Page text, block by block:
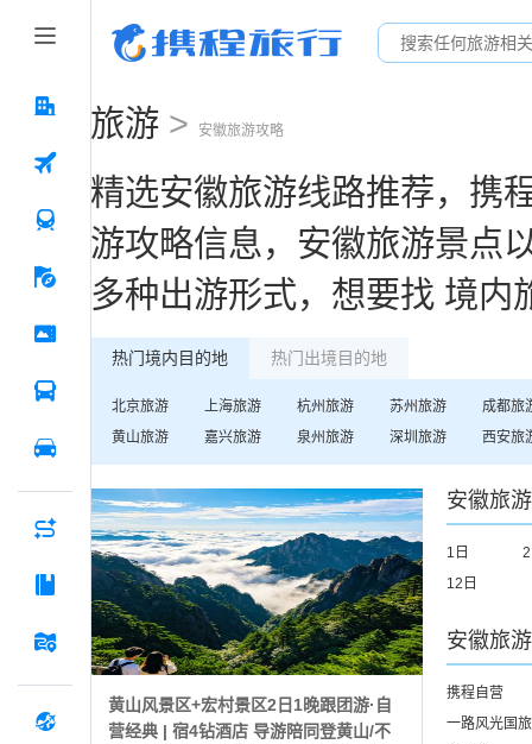
旅游 > 安徽旅游攻略
精选安徽旅游线路推荐，携
游攻略信息， 安徽旅游景点
多种出游形式，想要找 境内
热门境内目的地 热门出境目的地
北京旅游 上海旅游 杭州旅游 苏州旅游 成都旅
黄山旅游 嘉兴旅游 泉州旅游 深圳 旅游 西安旅
黄山风景区+宏村景区2日1晚跟团游·自
营经典 | 宿4钻酒店 导游陪同登黄山/不
安徽旅
1日
12日
安徽旅
携程自营
一路风光国旅